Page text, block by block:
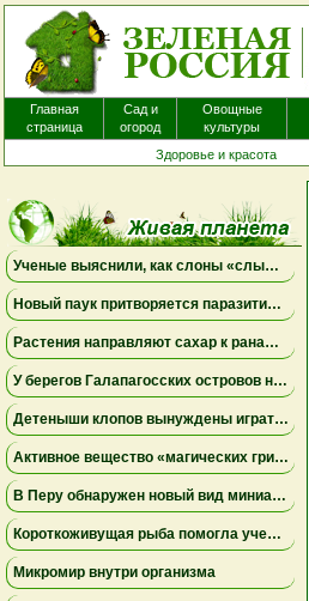
Главная
страница
Сад и
огород
Овощные
культуры
Здоровье и красота
Ученые выяснили, как слоны «слышат» шаги и передают сообщения через землю
Новый паук притворяется паразитическим грибом
Растения направляют сахар к ранам, чтобы быстрее восстановиться
У берегов Галапагосских островов нашли крошечного синего осьминога нового вида
Детеныши клопов вынуждены играть в «рулетку», чтобы вовремя найти бактерий-партнеров для выживания
Активное вещество «магических грибов» сделало рыб менее агрессивными и менее активными
В Перу обнаружен новый вид миниатюрной сумчатой лягушки, вынашивающей потомство на спине
Короткоживущая рыба помогла ученым раскрыть тайны старения иммунитета
Микромир внутри организма